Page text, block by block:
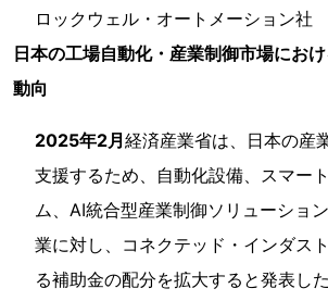
ロックウェル・オートメーション社
日本の工場自動化・産業制御市場にお
動向
2025年2月経済産業省は、日本の産
支援するため、自動化設備、スマー
ム、AI統合型産業制御ソリューショ
業に対し、コネクテッド・インダス
る補助金の配分を拡大すると発表した